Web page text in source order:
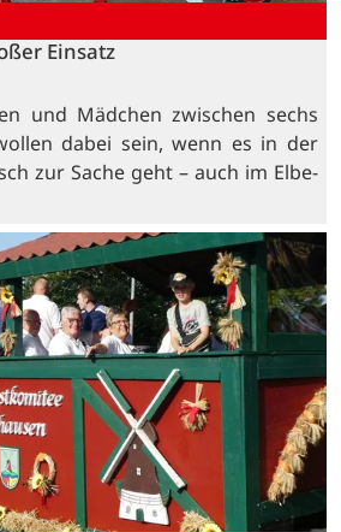
Einsatz
und Mädchen zwischen sechs
dabei sein, wenn es in der
zur Sache geht – auch im Elbe-